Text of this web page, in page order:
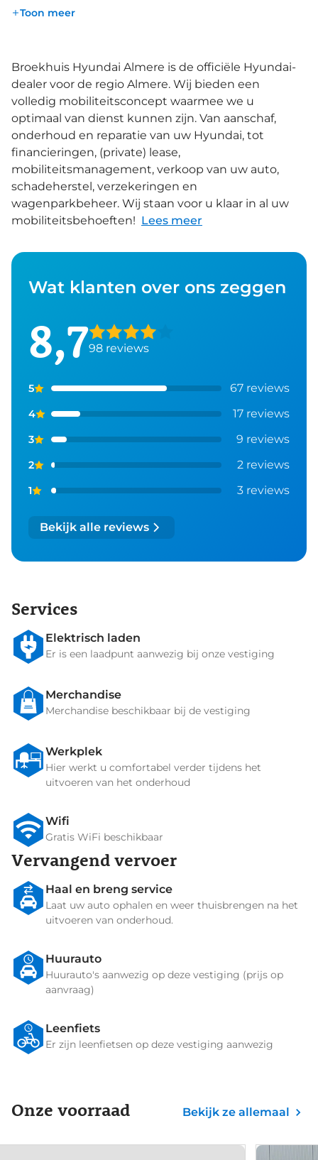
Toon meer
Broekhuis Hyundai Almere is de officiële Hyundai-
dealer voor de regio Almere. Wij bieden een
volledig mobiliteitsconcept waarmee we u
optimaal van dienst kunnen zijn. Van aanschaf,
onderhoud en reparatie van uw Hyundai, tot
financieringen, (private) lease,
mobiliteitsmanagement, verkoop van uw auto,
schadeherstel, verzekeringen en
wagenparkbeheer. Wij staan voor u klaar in al uw
mobiliteitsbehoeften! Lees meer
Wat klanten over ons zeggen
8,798 reviews
5 67 reviews
4 17 reviews
3 9 reviews
2 2 reviews
1 3 reviews
Bekijk alle reviews
Services
Elektrisch laden
Er is een laadpunt aanwezig bij onze vestiging
Merchandise
Merchandise beschikbaar bij de vestiging
Werkplek
Hier werkt u comfortabel verder tijdens het
uitvoeren van het onderhoud
Wifi
Gratis WiFi beschikbaar
Vervangend vervoer
Haal en breng service
Laat uw auto ophalen en weer thuisbrengen na het
uitvoeren van onderhoud.
Huurauto
Huurauto's aanwezig op deze vestiging (prijs op
aanvraag)
Leenfiets
Er zijn leenfietsen op deze vestiging aanwezig
Onze voorraad Bekijk ze allemaal